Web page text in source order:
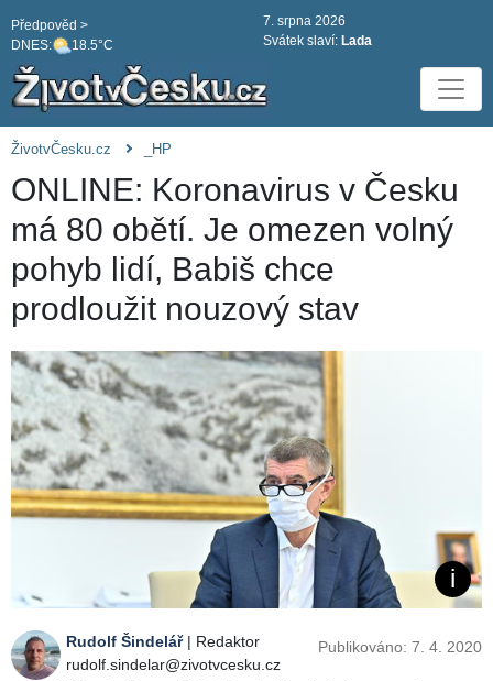
DNES: 18.5°C
Předpověd >
7. srpna 2026
Svátek slaví: Lada
ŽivotvČesku.cz _HP
ONLINE: Koronavirus v Česku
má 80 obětí. Je omezen volný
pohyb lidí, Babiš chce
prodloužit nouzový stav
Rudolf Šindelář| Redaktor
rudolf.sindelar@zivotvcesku.cz
Publikováno: 7. 4. 2020